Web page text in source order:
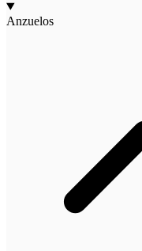
Anzuelos